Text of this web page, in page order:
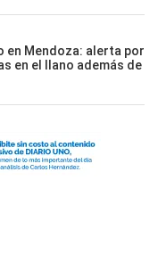
en Mendoza: alerta por
en el llano además de